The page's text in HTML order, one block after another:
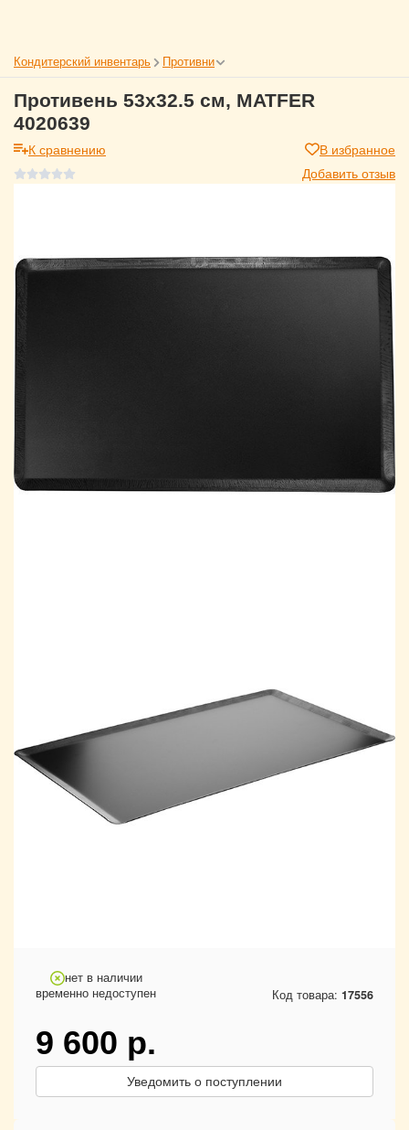
Кондитерский инвентарь Противни
Противень 53x32.5 см, MATFER
4020639
К сравнению
В избранное
Добавить отзыв
нет в наличии
временно недоступен
Код товара: 17556
9 600 р.
Уведомить о поступлении